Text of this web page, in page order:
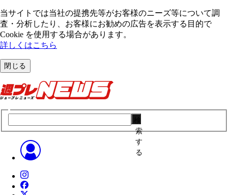
当サイトでは当社の提携先等がお客様のニーズ等について調
査・分析したり、お客様にお勧めの広告を表⽰する⽬的で
Cookie を使⽤する場合があります。
詳しくはこちら
閉じる
索
す
る